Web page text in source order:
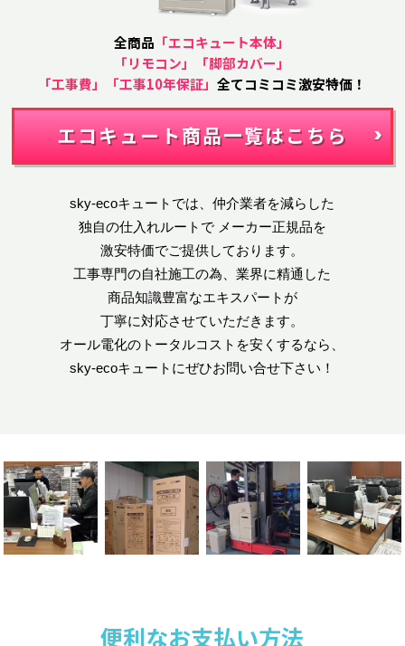
全商品 「エコキュート本体」
「リモコン」「脚部カバー」
「工事費」「工事10年保証」全てコミコミ激安特価！
エコキュート商品一覧はこちら
sky-ecoキュートでは、仲介業者を減らした
独自の仕入れルートでメーカー正規品を
激安特価でご提供しております。
工事専門の自社施工の為、業界に精通した
商品知識豊富なエキスパートが
丁寧に対応させていただきます。
オール電化のトータルコストを安くするなら、
sky-ecoキュートにぜひお問い合せ下さい！
便利なお支払い方法